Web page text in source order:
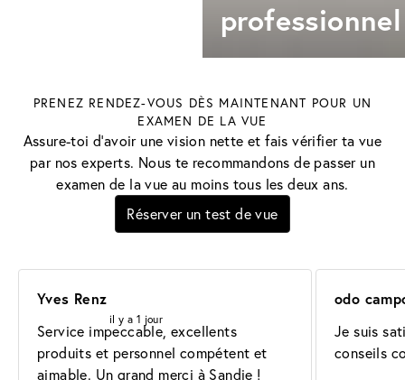
PRENEZ RENDEZ-VOUS DÈS MAINTENANT POUR UN
EXAMEN DE LA VUE
Assure-toi d'avoir une vision nette et fais vérifier ta vue
par nos experts. Nous te recommandons de passer un
examen de la vue au moins tous les deux ans.
Réserver un test de vue
Yves Renz
il y a 1 jour
Service impeccable, excellents
produits et personnel compétent et
aimable. Un grand merci à Sandie !
odo
Je suis
conseils